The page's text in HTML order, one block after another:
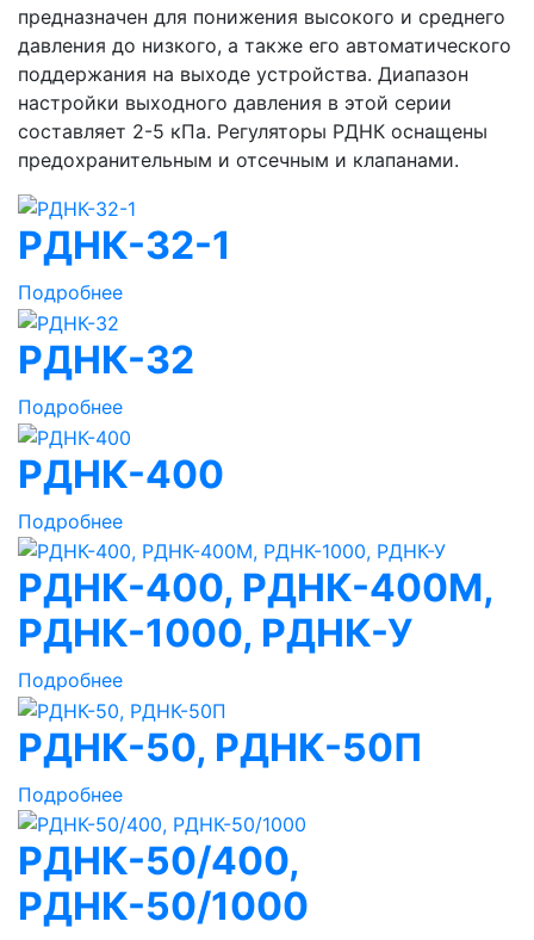
предназначен для понижения высокого и среднего
давления до низкого, а также его автоматического
поддержания на выходе устройства. Диапазон
настройки выходного давления в этой серии
составляет 2-5 кПа. Регуляторы РДНК оснащены
предохранительным и отсечным и клапанами.
РДНК-32-1
Подробнее
РДНК-32
Подробнее
РДНК-400
Подробнее
РДНК-400, РДНК-400М,
РДНК-1000, РДНК-У
Подробнее
РДНК-50, РДНК-50П
Подробнее
РДНК-50/400,
РДНК-50/1000